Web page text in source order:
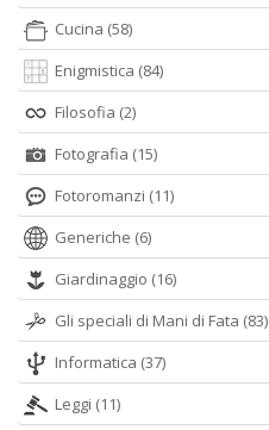
Cucina (58)
Enigmistica (84)
Filosofia (2)
Fotografia (15)
Fotoromanzi (11)
Generiche (6)
Giardinaggio (16)
Gli speciali di Mani di Fata (83)
Informatica (37)
Leggi (11)